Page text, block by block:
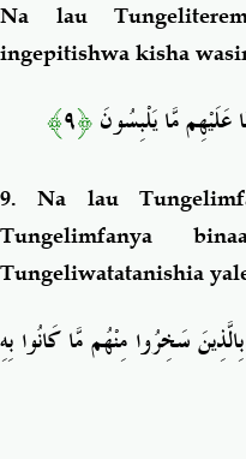
Na lau
ingepitishwa kisha
عَلَيْهِم مَّا يَلْبِسُونَ﴿٩﴾
9. Na lau
Tungelimfanya
Tungeliwatatanishia
سَخِرُوا مِنْهُم مَّا كَانُوا بِهِ